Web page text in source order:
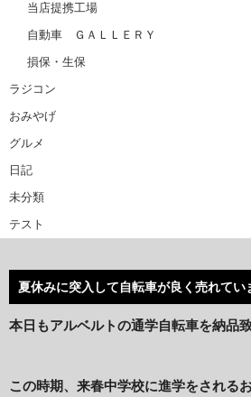
当店提携工場
自動車 ＧＡＬＬＥＲＹ
損保・生保
ラジコン
おみやげ
グルメ
日記
未分類
テスト
夏休みに突入して自転車が良く売れてい
本日もアルベルトの通学自転車を納品致
この時期、来春中学校に進学をされる